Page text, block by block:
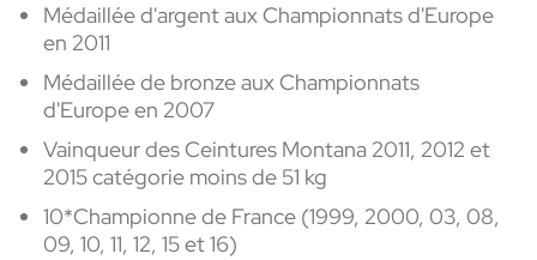
Médaillée d'argentaux Championnats d'Europe
en 2011
Médailléede bronze aux Championnats
d'Europe en 2007
Vainqueur des Ceintures Montana 2011, 2012 et
2015 catégorie moins de 51 kg
10*Championnede France (1999, 2000, 03, 08,
09, 10, 11, 12, 15et16)